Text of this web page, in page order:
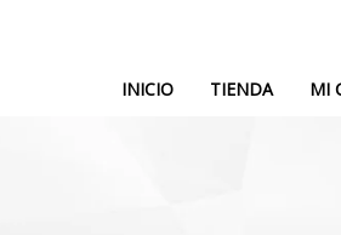
INICIO TIENDA MI